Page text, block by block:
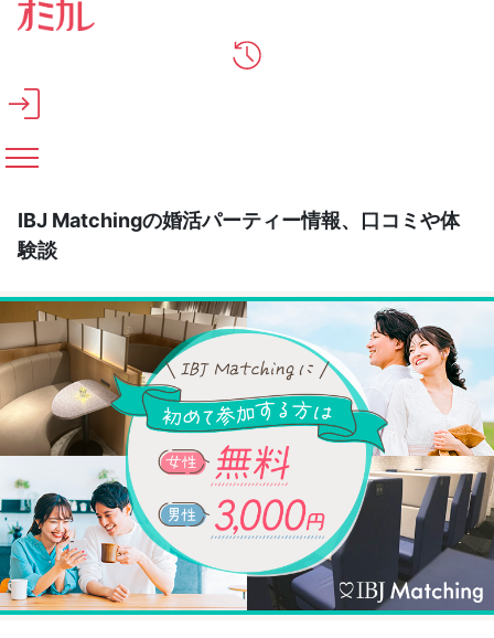
メインコンテンツへスキップ
IBJ Matchingの婚活パーティー情報、口コミや体
験談